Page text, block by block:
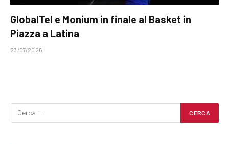
GlobalTel e Monium in finale al Basket in
Piazza a Latina
23/07/2026